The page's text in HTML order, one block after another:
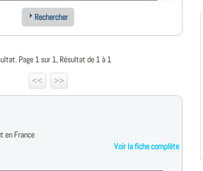
Rechercher
Page 1 sur 1, Résultat de 1 à 1
<<
>>
en France
Voir la fiche complète